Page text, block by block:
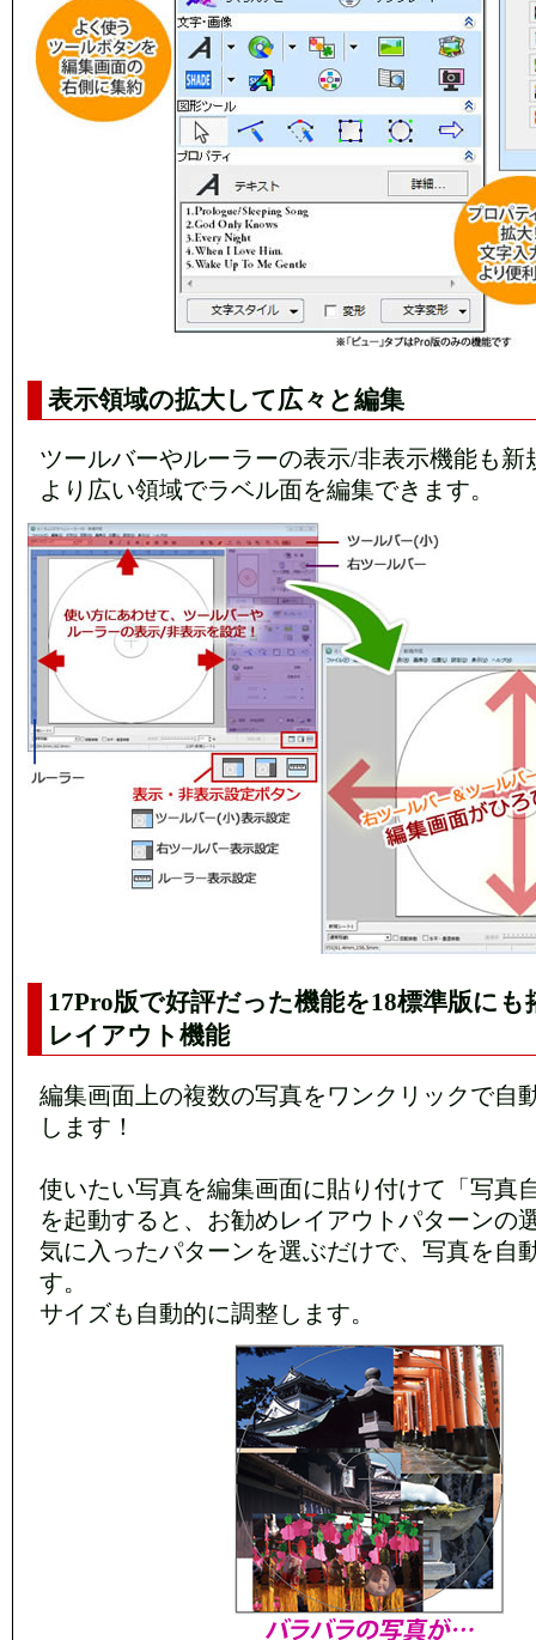
表示領域の拡大して広々と編集
ツールバーやルーラーの表示/非表示機能も新
より広い領域でラベル面を編集できます。
17Pro版で好評だった機能を18標準版にも
レイアウト機能
編集画面上の複数の写真をワンクリックで自
します！
使いたい写真を編集画面に貼り付けて「写真
を起動すると、お勧めレイアウトパターンの
気に入ったパターンを選ぶだけで、写真を自
す。
サイズも自動的に調整します。